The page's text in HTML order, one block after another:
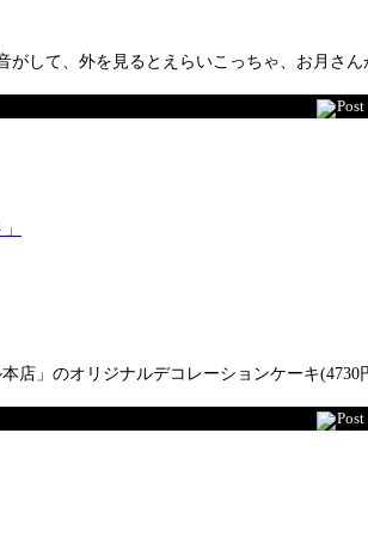
して、外を見るとえらいこっちゃ、お月さ
Post
店」のオリジナルデコレーションケーキ
Post